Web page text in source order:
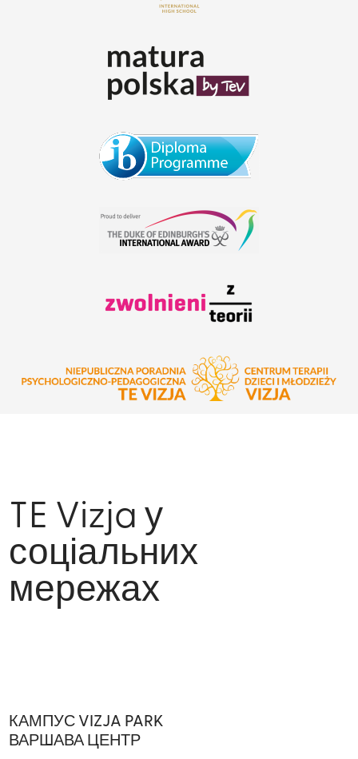
TE Vizja у
соціальних
мережах
КАМПУС VIZJA PARK
ВАРШАВА ЦЕНТР